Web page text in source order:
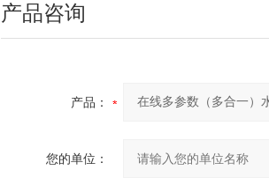
产品咨询
产品：
您的单位：